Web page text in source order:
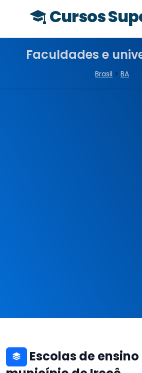
Cursos
Faculdades e
Brasil > BA
Escolas de